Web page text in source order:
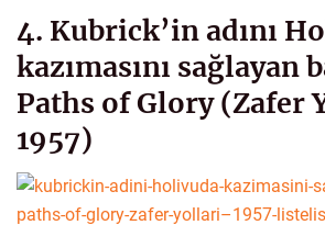
4. Kubrick’in adını
kazımasını sağlayan
Paths of Glory (Zafer
1957)